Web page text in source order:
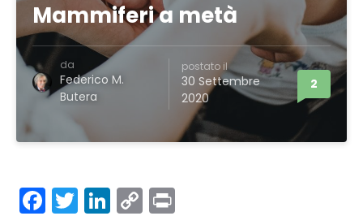
Mammiferi a metà
da
Federico M.
Butera
postato il
30 Settembre
2020
2
Facebook
TwitterLinkedIn
Copy